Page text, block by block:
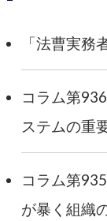
「法曹実務
コラム第
ステムの重
コラム第
が暴く組織